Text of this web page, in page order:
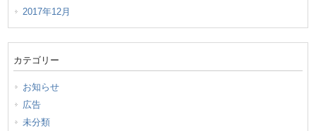
2017年12月
カテゴリー
お知らせ
広告
未分類